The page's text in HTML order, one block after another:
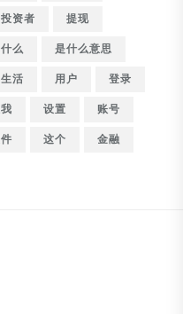
投资者
提现
是什么
是什么意思
生活 用户
登录
让我 设置
账号
软件 这个
金融